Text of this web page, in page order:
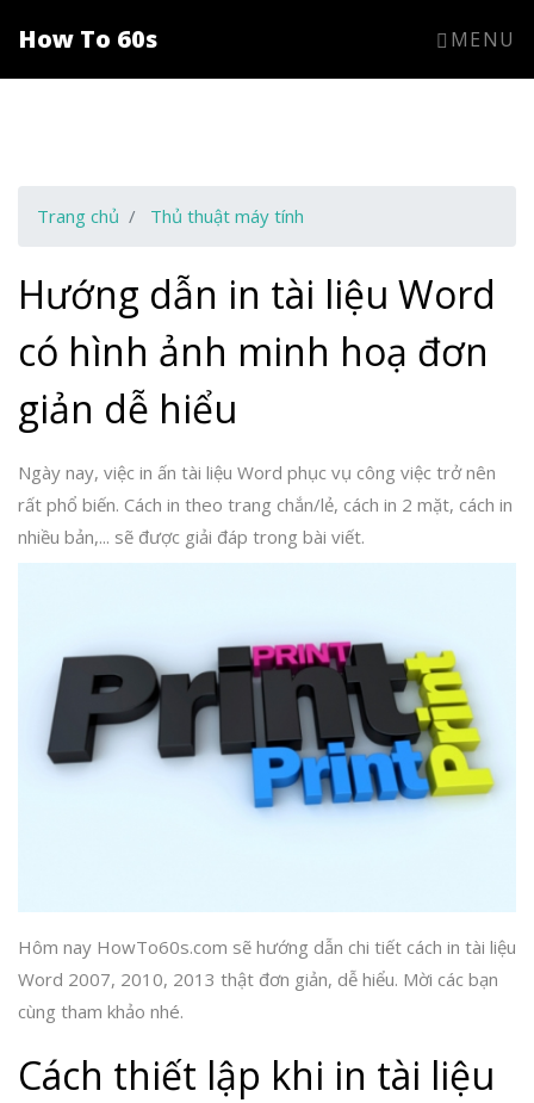
How To 60s MENU
Trang chủ Thủ thuật máy tính
Hướng dẫn in tài liệu Word
có hình ảnh minh hoạ đơn
giản dễ hiểu
Ngày nay, việc in ấn tài liệu Word phục vụ công việc trở nên
rất phổ biến. Cách in theo trang chắn/lẻ, cách in 2 mặt, cách in
nhiều bản,... sẽ được giải đáp trong bài viết.
Hôm nay HowTo60s.com sẽ hướng dẫn chi tiết cách in tài liệu
Word 2007, 2010, 2013 thật đơn giản, dễ hiểu. Mời các bạn
cùng tham khảo nhé.
Cách thiết lập khi in tài liệu